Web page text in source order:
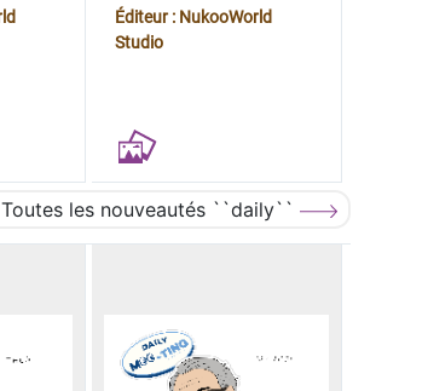
Éditeur : NukooWorld
Studio
Toutes les nouveautés ``daily``